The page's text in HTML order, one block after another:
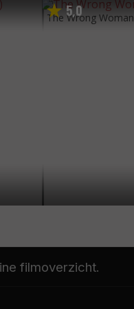
5,0
The Wrong Woman
filmoverzicht.